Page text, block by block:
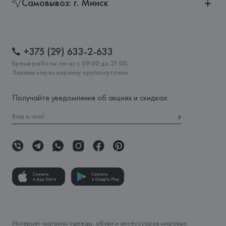
+375 (29) 633-2-633
Время работы: пн-вс с 09:00 до 21:00,
Заказы через корзину круглосуточно
Получайте уведомления об акциях и скидках:
Скачать
в App Store
Скачать
в Google Play
Интернет-магазин одежды, обуви и аксессуаров мировых